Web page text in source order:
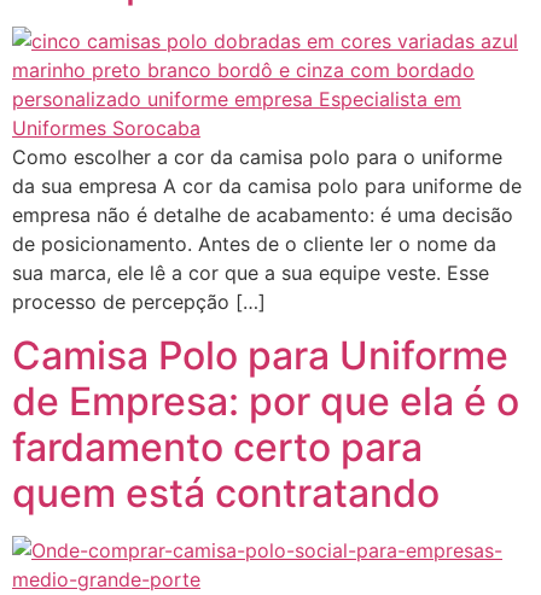
Como escolher a cor da camisa polo para o uniforme
da sua empresa A cor da camisa polo para uniforme de
empresa não é detalhe de acabamento: é uma decisão
de posicionamento. Antes de o cliente ler o nome da
sua marca, ele lê a cor que a sua equipe veste. Esse
processo de percepção […]
Camisa Polo para Uniforme
de Empresa: por que ela é o
fardamento certo para
quem está contratando